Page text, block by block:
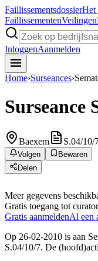
FaillissementsdossierHet
FaillissementenVeilingen
InloggenAanmelden
Home›Surseances›
Surseance
Baexem S.04/10/
Volgen
Bewaren
Delen
Meer gegevens
Gratis toegang tot
Gratis aanmeldenAl een
Op 26-02-2010 is aan
S.04/10/7. De